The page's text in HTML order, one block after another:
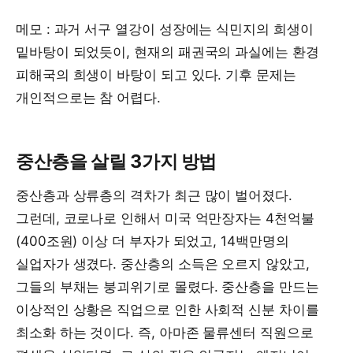
메모 : 과거 서구 열강이 성장에는 식민지의 희생이
밑바탕이 되었듯이, 현재의 패권국의 과실에는 환경
피해국의 희생이 바탕이 되고 있다. 기후 문제는
개인적으로는 참 어렵다.
중산층을 살릴 3가지 방법
중산층과 상류층의 격차가 최근 많이 벌어졌다.
그런데, 코로나로 인해서 미국 억만장자는 4천억불
(400조원) 이상 더 부자가 되었고, 14백만명의
실업자가 생겼다. 중산층의 소득은 오르지 않았고,
그들의 부채는 붕괴위기로 몰렸다. 중산층을 만드는
이상적인 상황은 직업으로 인한 사회적 신분 차이를
최소화 하는 것이다. 즉, 아마존 물류센터 직원으로